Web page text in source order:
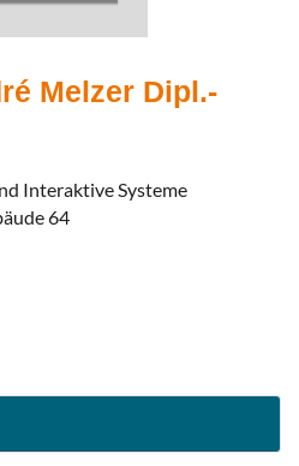
Melzer Dipl.-
Interaktive Systeme
64